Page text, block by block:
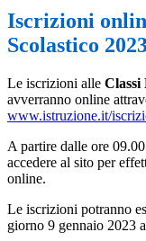
Iscrizioni
Scolastico
Le iscrizioni alle Classi
avverranno online
www.istruzione.it/
A partire dalle ore
accedere al sito per
online.
Le iscrizioni potranno
giorno 9 gennaio 2023